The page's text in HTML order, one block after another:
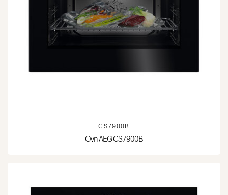
CS7900B
Ovn AEG CS7900B